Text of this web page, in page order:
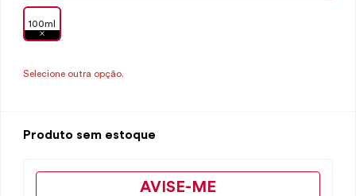
100ml
Selecione outra opção.
Produto sem estoque
AVISE-ME